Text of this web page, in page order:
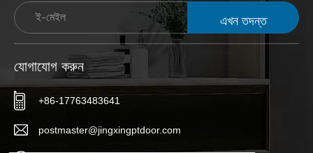
এখন তদন্ত
যোগাযোগ করুন
+86-17763483641
postmaster@jingxingptdoor.com